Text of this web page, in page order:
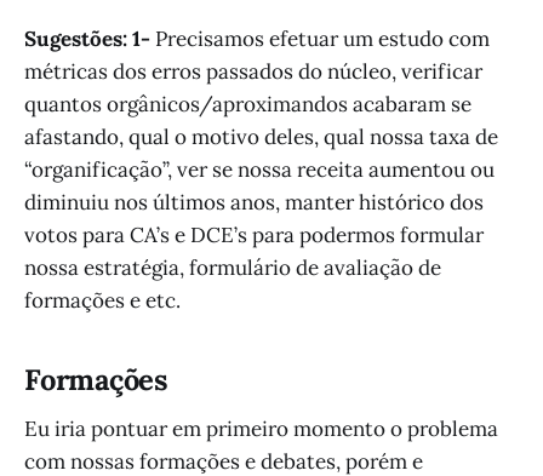
Sugestões: 1- Precisamos efetuar um estudo com
métricas dos erros passados do núcleo, verificar
quantos orgânicos/aproximandos acabaram se
afastando, qual o motivo deles, qual nossa taxa de
“organificação”, ver se nossa receita aumentou ou
diminuiu nos últimos anos, manter histórico dos
votos para CA’s e DCE’s para podermos formular
nossa estratégia, formulário de avaliação de
formações e etc.
Formações
Eu iria pontuar em primeiro momento o problema
com nossas formações e debates, porém e